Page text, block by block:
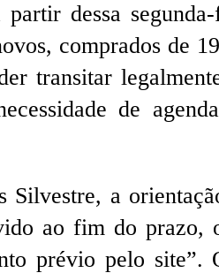
dessa
comprados de
transitar
de
a
ao fim do prazo,
prévio pelo site”.